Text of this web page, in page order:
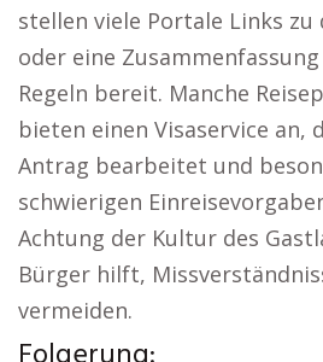
stellen viele Portale Links
oder eine
Regeln bereit. Manche
bieten einen Visaservice an,
Antrag bearbeitet und
schwierigen
Achtung der Kultur des
Bürger hilft,
vermeiden.